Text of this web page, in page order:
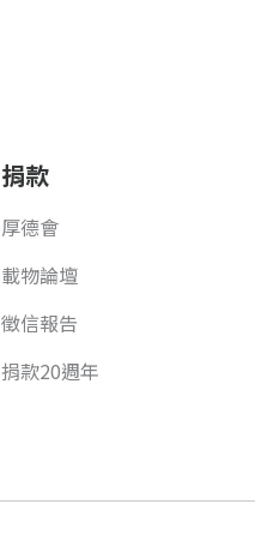
捐款
厚德會
載物論壇
徵信報告
捐款20週年